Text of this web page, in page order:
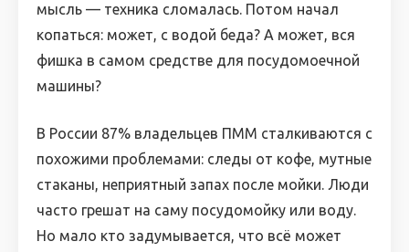
мысль — техника сломалась. Потом начал
копаться: может, с водой беда? А может, вся
фишка в самом средстве для посудомоечной
машины?
В России 87% владельцев ПММ сталкиваются с
похожими проблемами: следы от кофе, мутные
стаканы, неприятный запах после мойки. Люди
часто грешат на саму посудомойку или воду.
Но мало кто задумывается, что всё может